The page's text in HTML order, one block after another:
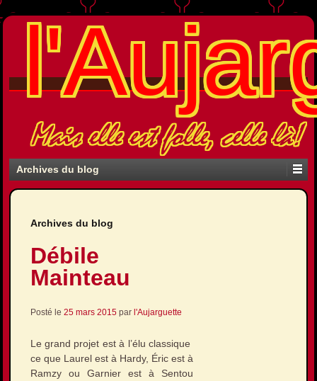
Mais elle est folle, celle là!
Archives du blog
Archives du blog
Débile
Mainteau
Posté le 25 mars 2015par l'Aujarguette
Le grand projet est à l’élu classique
ce que Laurel est à Hardy, Éric est à
Ramzy ou Garnier est à Sentou